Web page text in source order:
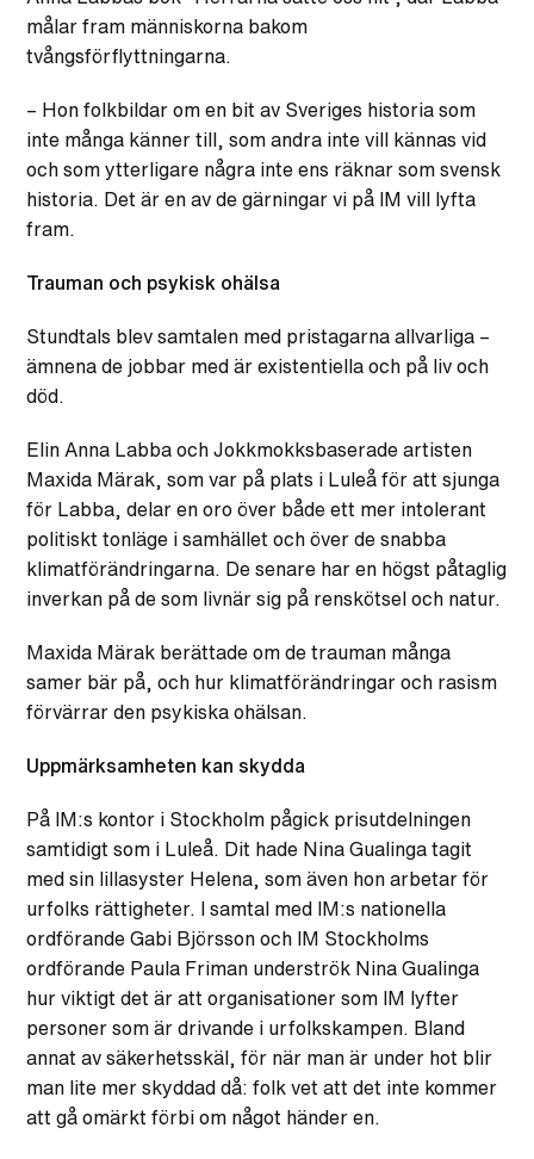
målar fram människorna bakom
tvångsförflyttningarna.
– Hon folkbildar om en bit av Sveriges historia som
inte många känner till, som andra inte vill kännas vid
och som ytterligare några inte ens räknar som svensk
historia. Det är en av de gärningar vi på IM vill lyfta
fram.
Trauman och psykisk ohälsa
Stundtals blev samtalen med pristagarna allvarliga –
ämnena de jobbar med är existentiella och på liv och
död.
Elin Anna Labba och Jokkmokksbaserade artisten
Maxida Märak, som var på plats i Luleå för att sjunga
för Labba, delar en oro över både ett mer intolerant
politiskt tonläge i samhället och över de snabba
klimatförändringarna. De senare har en högst påtaglig
inverkan på de som livnär sig på renskötsel och natur.
Maxida Märak berättade om de trauman många
samer bär på, och hur klimatförändringar och rasism
förvärrar den psykiska ohälsan.
Uppmärksamheten kan skydda
På IM:s kontor i Stockholm pågick prisutdelningen
samtidigt som i Luleå. Dit hade Nina Gualinga tagit
med sin lillasyster Helena, som även hon arbetar för
urfolks rättigheter. I samtal med IM:s nationella
ordförande Gabi Björsson och IM Stockholms
ordförande Paula Friman underströk Nina Gualinga
hur viktigt det är att organisationer som IM lyfter
personer som är drivande i urfolkskampen. Bland
annat av säkerhetsskäl, för när man är under hot blir
man lite mer skyddad då: folk vet att det inte kommer
att gå omärkt förbi om något händer en.